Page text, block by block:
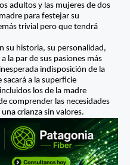
adultos y las mujeres de dos
para festejar su
trivial pero que tendrá
su historia, su personalidad,
la par de sus pasiones más
indisposición de la
a la superficie
los de la madre
comprender las necesidades
crianza sin valores.